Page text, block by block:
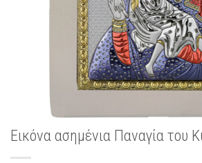
Εικόνα ασημένια Παναγία του